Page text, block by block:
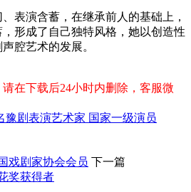
表演含蓄，在继承前人的基础上，
形成了自己独特风格，她以创造性
腔艺术的发展。
在下载后24小时内删除，客服微
豫剧表演艺术家 国家一级演员
戏剧家协会会员 下一篇
奖获得者